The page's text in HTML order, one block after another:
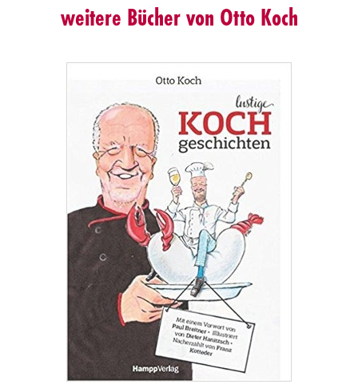
weitere Bücher von Otto Koch